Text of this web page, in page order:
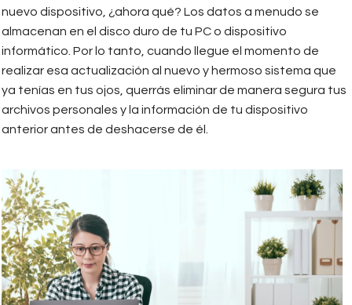
nuevo dispositivo, ¿ahora qué? Los datos a menudo se
almacenan en el disco duro de tu PC o dispositivo
informático. Por lo tanto, cuando llegue el momento de
realizar esa actualización al nuevo y hermoso sistema que
ya tenías en tus ojos, querrás eliminar de manera segura tus
archivos personales y la información de tu dispositivo
anterior antes de deshacerse de él.
consejos_tecnologia.jpeg